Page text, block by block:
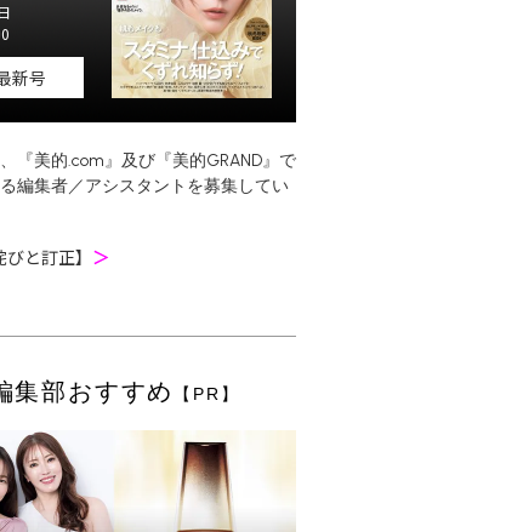
新号
、『美的.com』及び『美的GRAND』で
編集者／アシスタントを募集してい
びと訂正】 ＞
集部おすすめ 【PR】